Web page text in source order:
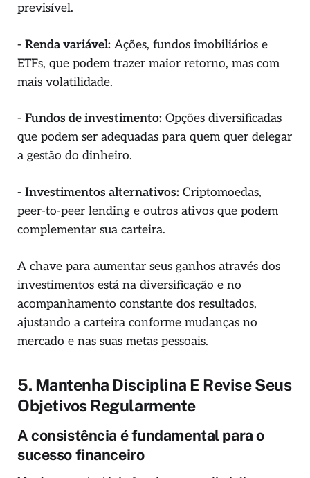
previsível.
- Renda variável: Ações, fundos imobiliários e
ETFs, que podem trazer maior retorno, mas com
mais volatilidade.
- Fundos de investimento: Opções diversificadas
que podem ser adequadas para quem quer delegar
a gestão do dinheiro.
- Investimentos alternativos: Criptomoedas,
peer-to-peer lending e outros ativos que podem
complementar sua carteira.
A chave para aumentar seus ganhos através dos
investimentos está na diversificação e no
acompanhamento constante dos resultados,
ajustando a carteira conforme mudanças no
mercado e nas suas metas pessoais.
5. Mantenha Disciplina E Revise Seus
Objetivos Regularmente
A consistência é fundamental para o
sucesso financeiro